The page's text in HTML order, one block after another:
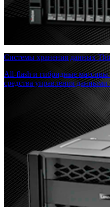
Системы хранения данных
All-flash и гибридные массивы
средства управления данными